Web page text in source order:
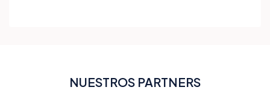
NUESTROS PARTNERS